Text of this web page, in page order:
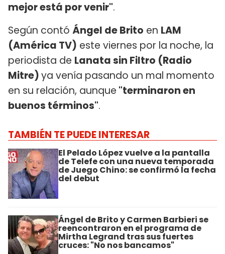
mejor está por venir".
Según contó Ángel de Brito en LAM
(América TV) este viernes por la noche, la
periodista de Lanata sin Filtro (Radio
Mitre)ya venía pasando un mal momento
en su relación, aunque "terminaron en
buenos términos".
TAMBIÉN TE PUEDE INTERESAR
El Pelado López vuelve a la pantalla
de Telefe con una nueva temporada
de Juego Chino: se confirmó la fecha
del debut
Ángel de Brito y Carmen Barbieri se
reencontraron en el programa de
Mirtha Legrand tras sus fuertes
cruces: "No nos bancamos"